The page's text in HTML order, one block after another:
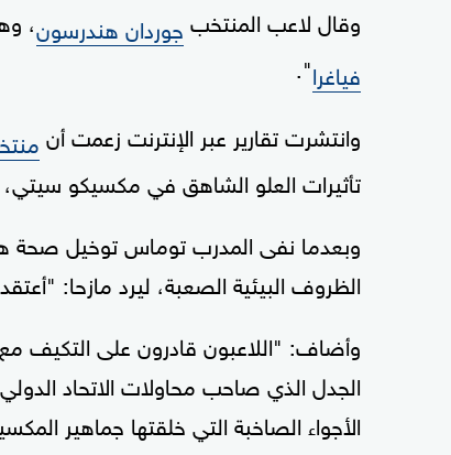
وقال لاعب المنتخب جوردان هندرسون،
فياغرا".
وانتشرت تقارير عبر الإنترنت زعمت أن
تأثيرات العلو الشاهق في مكسيكو
وبعدما نفى المدرب توماس توخيل صحة
الظروف البيئية الصعبة، ليرد مازحا:
وأضاف: "اللاعبون قادرون على التكيف
الجدل الذي صاحب محاولات الاتحاد
الأجواء الصاخبة التي خلقتها جماهير